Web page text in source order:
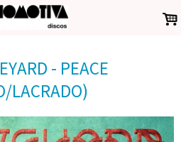
.
- PEACE
LACRADO)